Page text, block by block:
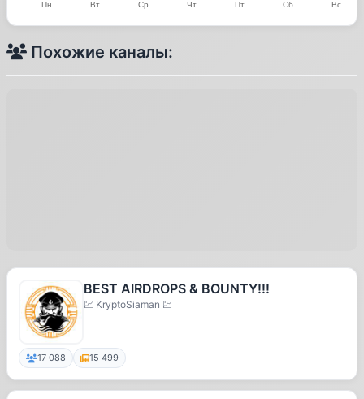
Похожие каналы:
BEST AIRDROPS & BOUNTY!!!
💹 KryptoSiaman 💹
17 088 15 499